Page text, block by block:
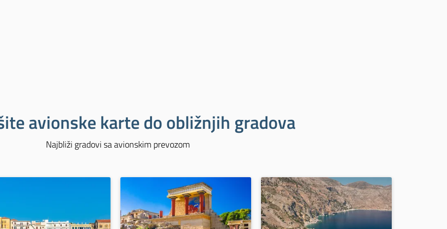
avionske karte do obližnjih gradova
Najbliži gradovi sa avionskim prevozom